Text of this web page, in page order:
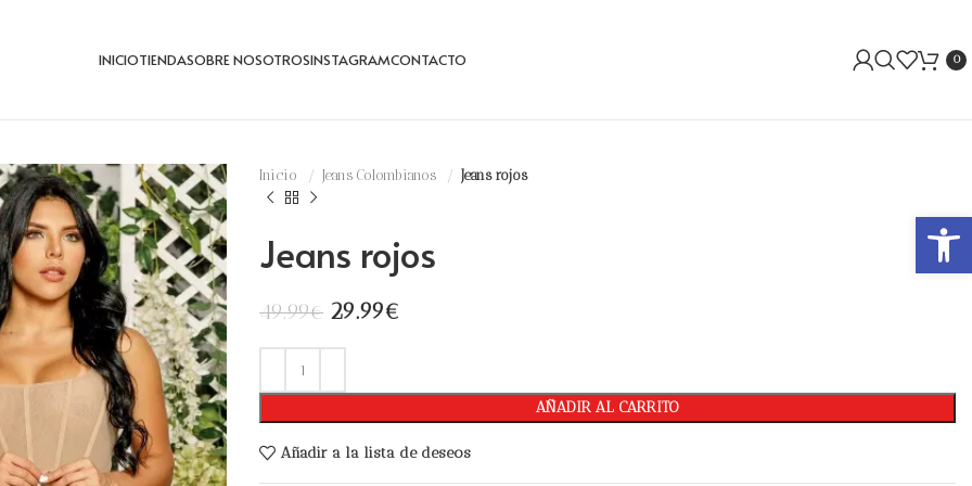
Abrir
INICIOTIENDASOBRE NOSOTROSINSTAGRAMCONTACTO 0
Inicio Jeans Colombianos Jeans rojos
Jeans rojos
49.99€ 29.99€
AÑADIR AL CARRITO
Añadir a la lista de deseos